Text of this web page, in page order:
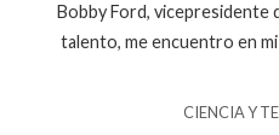
Bobby Ford, vicepresidente
talento, me encuentro en
CIENCIA Y